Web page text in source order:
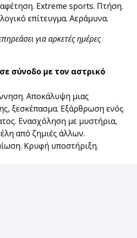
Extreme sports. Πτήση.
επίτευγμα. Αεράμυνα.
για αρκετές ημέρες
σύνοδο με τον αστρικό
Αποκάλυψη μιας
ξεσκέπασμα. Εξάρθρωση ενός
Ενασχόληση με μυστήρια,
από ζημιές άλλων.
Κρυφή υποστήριξη.